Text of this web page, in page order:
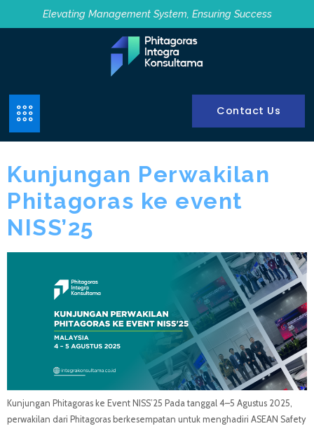
Elevating Management System, Ensuring Success
Contact Us
Kunjungan Perwakilan
Phitagoras ke event
NISS’25
Kunjungan Phitagoras ke Event NISS’25 Pada tanggal 4–5 Agustus 2025,
perwakilan dari Phitagoras berkesempatan untuk menghadiri ASEAN Safety